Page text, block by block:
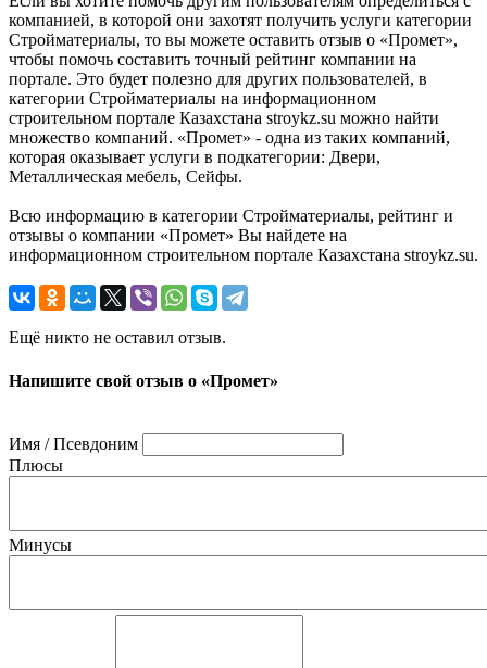
компанией, в которой они захотят получить услуги категории
Стройматериалы, то вы можете оставить отзыв о «Промет»,
чтобы помочь составить точный рейтинг компании на
портале. Это будет полезно для других пользователей, в
категории Стройматериалы на информационном
строительном портале Казахстана stroykz.su можно найти
множество компаний. «Промет» - одна из таких компаний,
которая оказывает услуги в подкатегории: Двери,
Металлическая мебель, Сейфы.
Всю информацию в категории Стройматериалы, рейтинг и
отзывы о компании «Промет» Вы найдете на
информационном строительном портале Казахстана stroykz.su.
Ещё никто не оставил отзыв.
Напишите свой отзыв о «Промет»
Имя / Псевдоним
Плюсы
Минусы